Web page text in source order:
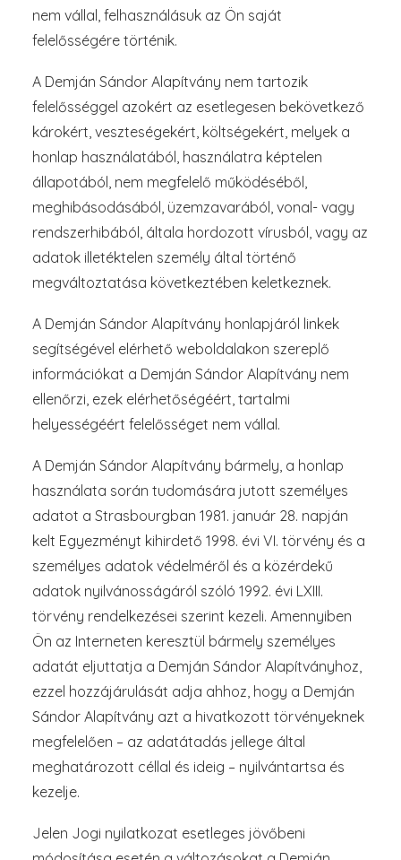
nem vállal, felhasználásuk az Ön saját
felelősségére történik.
A Demján Sándor Alapítvány nem tartozik
felelősséggel azokért az esetlegesen bekövetkező
károkért, veszteségekért, költségekért, melyek a
honlap használatából, használatra képtelen
állapotából, nem megfelelő működéséből,
meghibásodásából, üzemzavarából, vonal- vagy
rendszerhibából, általa hordozott vírusból, vagy az
adatok illetéktelen személy által történő
megváltoztatása következtében keletkeznek.
A Demján Sándor Alapítvány honlapjáról linkek
segítségével elérhető weboldalakon szereplő
információkat a Demján Sándor Alapítvány nem
ellenőrzi, ezek elérhetőségéért, tartalmi
helyességéért felelősséget nem vállal.
A Demján Sándor Alapítvány bármely, a honlap
használata során tudomására jutott személyes
adatot a Strasbourgban 1981. január 28. napján
kelt Egyezményt kihirdető 1998. évi VI. törvény és a
személyes adatok védelméről és a közérdekű
adatok nyilvánosságáról szóló 1992. évi LXIII.
törvény rendelkezései szerint kezeli. Amennyiben
Ön az Interneten keresztül bármely személyes
adatát eljuttatja a Demján Sándor Alapítványhoz,
ezzel hozzájárulását adja ahhoz, hogy a Demján
Sándor Alapítvány azt a hivatkozott törvényeknek
megfelelően – az adatátadás jellege által
meghatározott céllal és ideig – nyilvántartsa és
kezelje.
Jelen Jogi nyilatkozat esetleges jövőbeni